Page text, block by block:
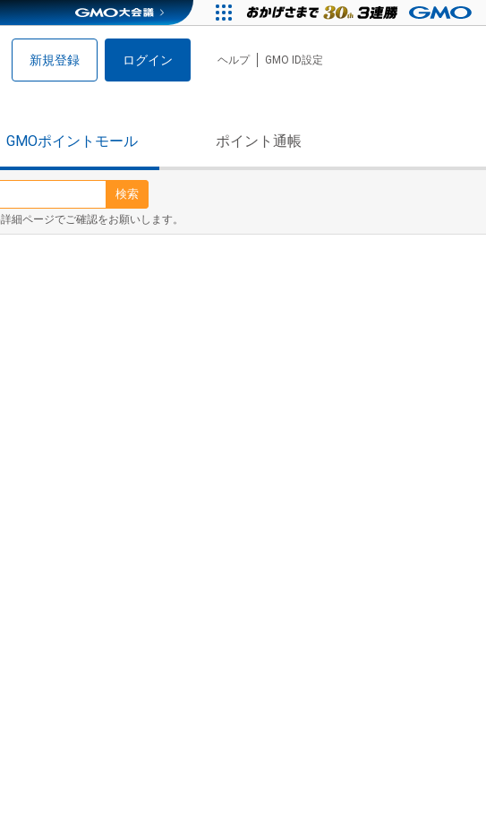
新規登録 ログイン ヘルプ GMO ID設定
GMOポイントモール ポイント通帳
検索
細ページでご確認をお願いします。